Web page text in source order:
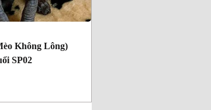
Không Lông)
SP02